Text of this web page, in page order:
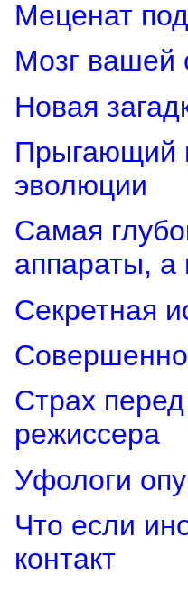
Меценат
Мозг вашей
Новая
Прыгающий
эволюции
Самая
аппараты, а
Секретная
Страх
режиссера
Уфологи
Что если
контакт